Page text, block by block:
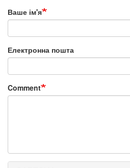
Ваше ім'я
Електронна пошта
Comment